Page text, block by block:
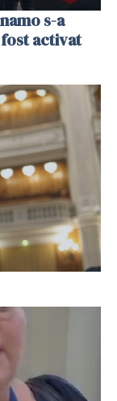
s-a
activat